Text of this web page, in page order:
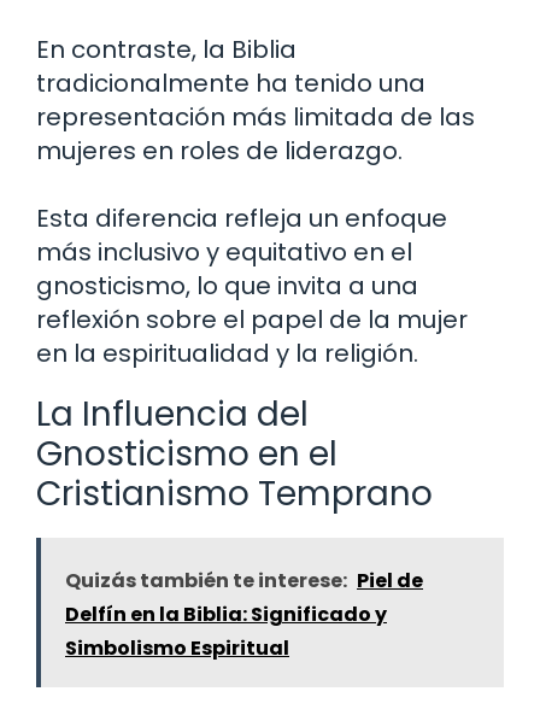
En contraste, la Biblia
tradicionalmente ha tenido una
representación más limitada de las
mujeres en roles de liderazgo.
Esta diferencia refleja un enfoque
más inclusivo y equitativo en el
gnosticismo, lo que invita a una
reflexión sobre el papel de la mujer
en la espiritualidad y la religión.
La Influencia del
Gnosticismo en el
Cristianismo Temprano
Quizás también te interese: Piel de
Delfín en la Biblia: Significado y
Simbolismo Espiritual